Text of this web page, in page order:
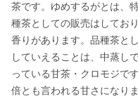
茶です。ゆめするがとは、
種茶としての販売はしてお
香りがあります。品種茶と
していえることは、中蒸し
っている甘茶・クロモジで
倍とも言われる甘さになり